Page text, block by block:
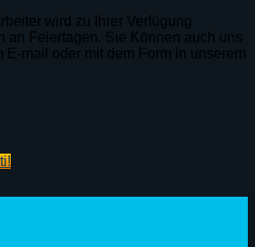
wird zu Ihrer Verfügung
an Feiertagen. Sie Können auch uns
E-mail oder mit dem Form in unserem